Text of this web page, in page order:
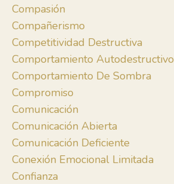
Compasión
Compañerismo
Competitividad Destructiva
Comportamiento Autodestructivo
Comportamiento De Sombra
Compromiso
Comunicación
Comunicación Abierta
Comunicación Deficiente
Conexión Emocional Limitada
Confianza